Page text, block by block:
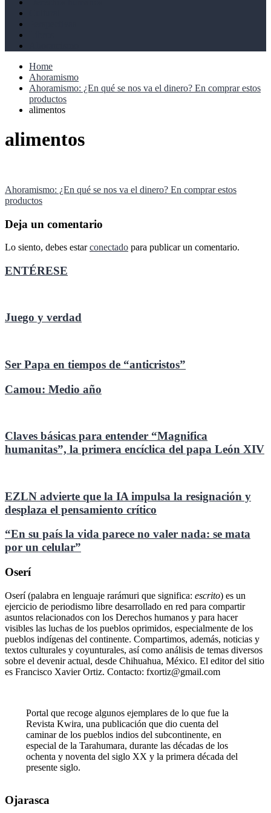
Home
Ahoramismo
Ahoramismo: ¿En qué se nos va el dinero? En comprar estos
productos
alimentos
alimentos
Navegación
de
entradas
Ahoramismo: ¿En qué se nos va el dinero? En comprar estos
productos
Deja un comentario
Lo siento, debes estarconectado para publicar un comentario.
ENTÉRESE
Juego y verdad
Ser Papa en tiempos de “anticristos”
Camou: Medio año
Claves básicas para entender “Magnifica
humanitas”, la primera encíclica del papa León XIV
EZLN advierte que la IA impulsa la resignación y
desplaza el pensamiento crítico
“En su país la vida parece no valer nada: se mata
por un celular”
Oserí
Oserí (palabra en lenguaje rarámuri que significa: escrito) es un
ejercicio de periodismo libre desarrollado en red para compartir
asuntos relacionados con los Derechos humanos y para hacer
visibles las luchas de los pueblos oprimidos, especialmente de los
pueblos indígenas del continente. Compartimos, además, noticias y
textos culturales y coyunturales, así como análisis de temas diversos
sobre el devenir actual, desde Chihuahua, México. El editor del sitio
es Francisco Xavier Ortiz. Contacto: fxortiz@gmail.com
Portal que recoge algunos ejemplares de lo que fue la
Revista Kwira, una publicación que dio cuenta del
caminar de los pueblos indios del subcontinente, en
especial de la Tarahumara, durante las décadas de los
ochenta y noventa del siglo XX y la primera década del
presente siglo.
Ojarasca